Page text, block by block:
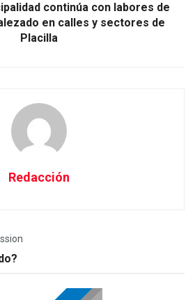
continúa con labores de
en calles y sectores de
Placilla
Redacción